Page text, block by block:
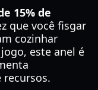
15% de
que você fisgar
cozinhar
este anel é
recursos.